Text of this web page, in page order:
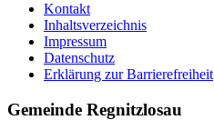
Kontakt
Inhaltsverzeichnis
Impressum
Datenschutz
Erklärung zur Barrierefreiheit
Gemeinde Regnitzlosau